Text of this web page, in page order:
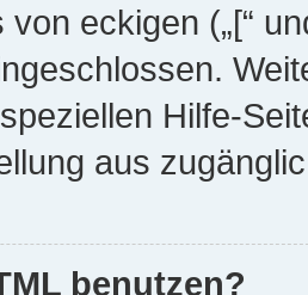
eckigen („[“
Hilfe-
aus
benutzen?